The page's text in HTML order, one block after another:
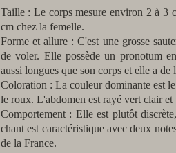
Taille : Le corps mesure environ 2 à 3
cm chez la femelle.
Forme et allure : C'est une grosse
de voler. Elle possède un pronotum
aussi longues que son corps et elle a de
Coloration : La couleur dominante est
le roux. L'abdomen est rayé vert clair
Comportement : Elle est plutôt
chant est caractéristique avec deux
de la France.